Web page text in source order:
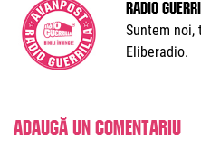
Radio
Suntem
Eliberadio.
Adaugă un comentariu